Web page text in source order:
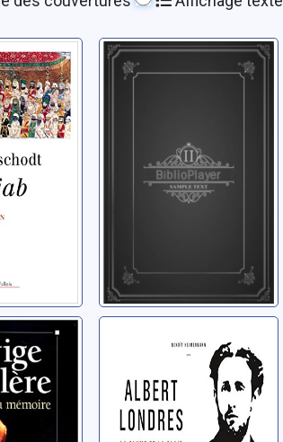
Le Roi a fait
battre tambour
la
la plume et la
plaie
Heimermann, Benoît